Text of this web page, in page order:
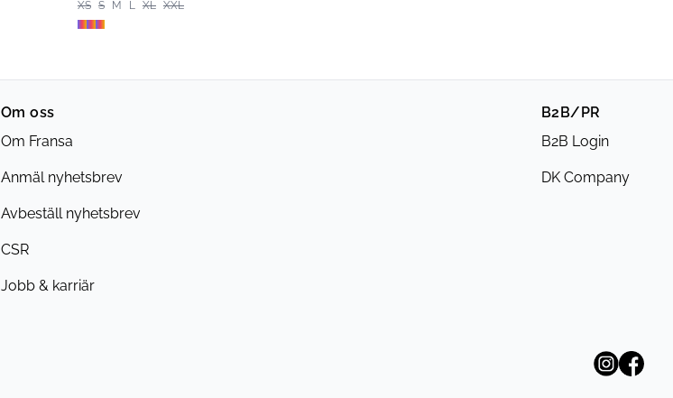
XS S M L XL XXL
Om oss
Om Fransa
Anmäl nyhetsbrev
Avbeställ nyhetsbrev
CSR
Jobb & karriär
B2B/PR
B2B Login
DK Company